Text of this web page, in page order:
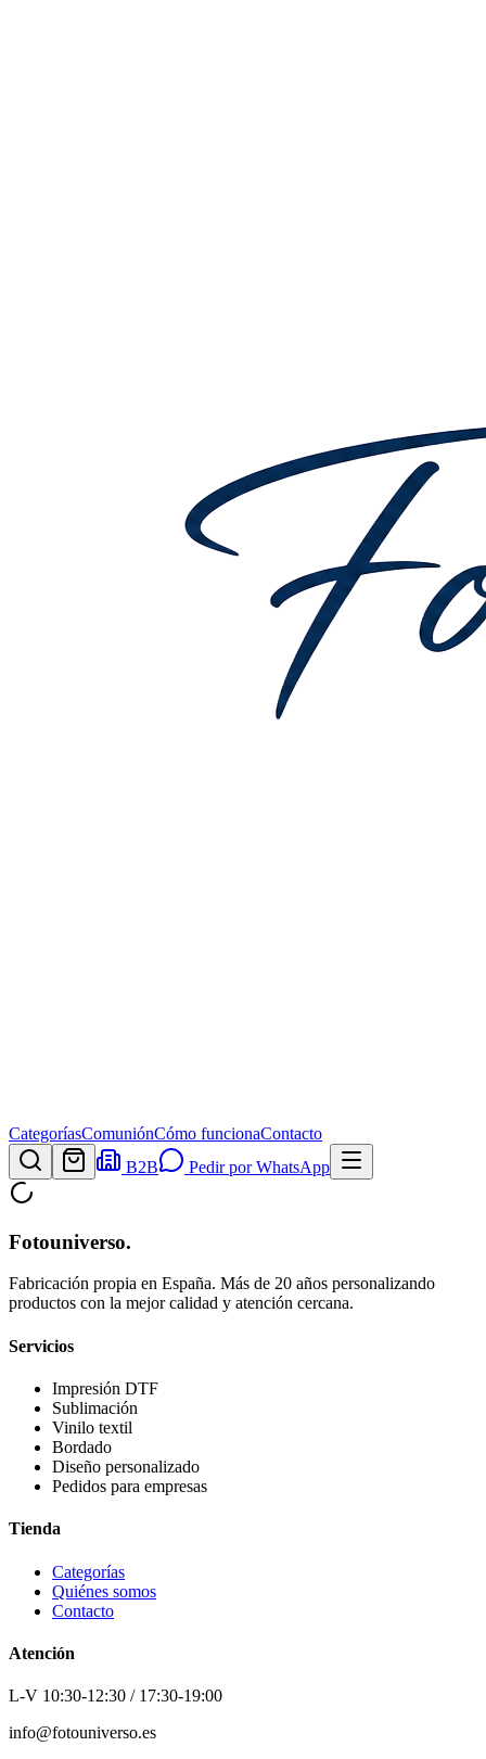
CategoríasComuniónCómo funcionaContacto
B2B
Pedir por WhatsApp
Fotouniverso.
Fabricación propia en España. Más de 20 años personalizando
productos con la mejor calidad y atención cercana.
Servicios
Impresión DTF
Sublimación
Vinilo textil
Bordado
Diseño personalizado
Pedidos para empresas
Tienda
Categorías
Quiénes somos
Contacto
Atención
L-V 10:30-12:30 / 17:30-19:00
info@fotouniverso.es